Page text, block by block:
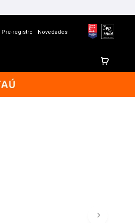
Pre-registro Novedades